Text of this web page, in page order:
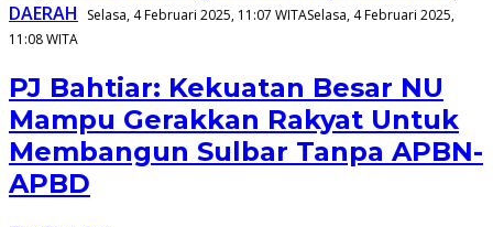
DAERAH Selasa, 4 Februari 2025, 11:07 WITASelasa, 4 Februari 2025,
11:08 WITA
PJ Bahtiar: Kekuatan Besar NU
Mampu Gerakkan Rakyat Untuk
Membangun Sulbar Tanpa APBN-
APBD